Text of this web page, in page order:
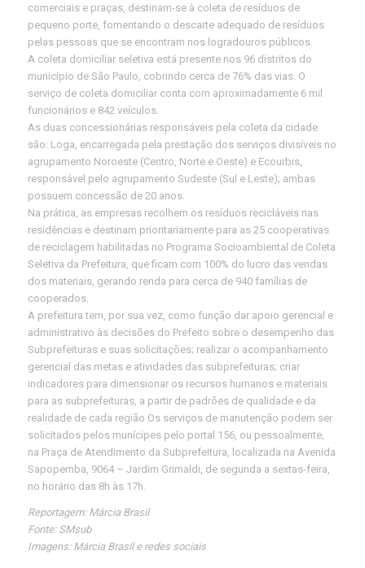
comerciais e praças, destinam-se à coleta de resíduos de
pequeno porte, fomentando o descarte adequado de resíduos
pelas pessoas que se encontram nos logradouros públicos.
A coleta domiciliar seletiva está presente nos 96 distritos do
município de São Paulo, cobrindo cerca de 76% das vias. O
serviço de coleta domiciliar conta com aproximadamente 6 mil
funcionários e 842 veículos.
As duas concessionárias responsáveis pela coleta da cidade
são: Loga, encarregada pela prestação dos serviços divisíveis no
agrupamento Noroeste (Centro, Norte e Oeste) e Ecourbis,
responsável pelo agrupamento Sudeste (Sul e Leste); ambas
possuem concessão de 20 anos.
Na prática, as empresas recolhem os resíduos recicláveis nas
residências e destinam prioritariamente para as 25 cooperativas
de reciclagem habilitadas no Programa Socioambiental de Coleta
Seletiva da Prefeitura, que ficam com 100% do lucro das vendas
dos materiais, gerando renda para cerca de 940 famílias de
cooperados.
A prefeitura tem, por sua vez, como função dar apoio gerencial e
administrativo às decisões do Prefeito sobre o desempenho das
Subprefeituras e suas solicitações; realizar o acompanhamento
gerencial das metas e atividades das subprefeituras; criar
indicadores para dimensionar os recursos humanos e materiais
para as subprefeituras, a partir de padrões de qualidade e da
realidade de cada região Os serviços de manutenção podem ser
solicitados pelos munícipes pelo portal 156, ou pessoalmente,
na Praça de Atendimento da Subprefeitura, localizada na Avenida
Sapopemba, 9064 – Jardim Grimaldi, de segunda a sextas-feira,
no horário das 8h às 17h.
Reportagem: Márcia Brasil
Fonte: SMsub
Imagens: Márcia Brasil e redes sociais